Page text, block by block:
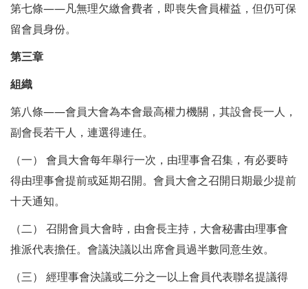
第七條——凡無理欠繳會費者，即喪失會員權益，但仍可保
留會員身份。
第三章
組織
第八條——會員大會為本會最高權力機關，其設會長一人，
副會長若干人，連選得連任。
（一） 會員大會每年舉行一次，由理事會召集，有必要時
得由理事會提前或延期召開。會員大會之召開日期最少提前
十天通知。
（二） 召開會員大會時，由會長主持，大會秘書由理事會
推派代表擔任。會議決議以出席會員過半數同意生效。
（三） 經理事會決議或二分之一以上會員代表聯名提議得